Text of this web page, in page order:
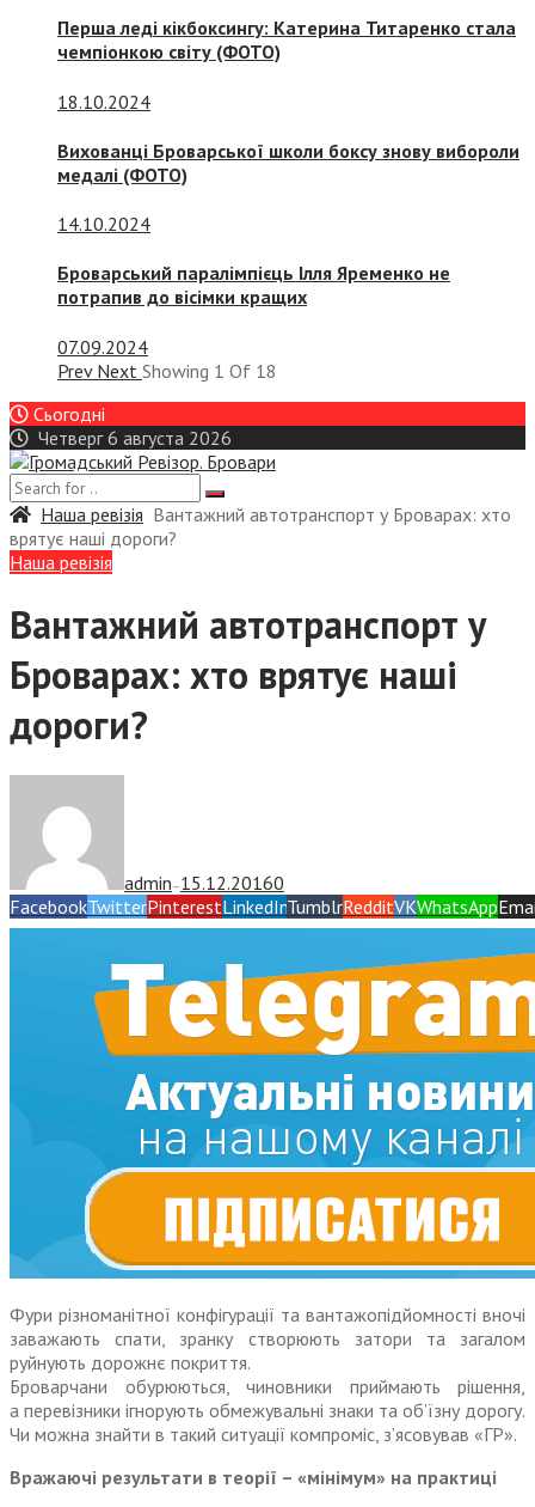
Перша леді кікбоксингу: Катерина Титаренко стала
чемпіонкою світу (ФОТО)
18.10.2024
Вихованці Броварської школи боксу знову вибороли
медалі (ФОТО)
14.10.2024
Броварський паралімпієць Ілля Яременко не
потрапив до вісімки кращих
07.09.2024
Prev Next Showing 1 Of 18
Сьогодні
Четверг 6 августа 2026
Наша ревізія Вантажний автотранспорт у Броварах: хто
врятує наші дороги?
Наша ревізія
Вантажний автотранспорт у
Броварах: хто врятує наші
дороги?
admin — 15.12.20160
FacebookTwitterPinterestLinkedInTumblrRedditVKWhatsApp
Фури різноманітної конфігурації та вантажопідйомності вночі
заважають спати, зранку створюють затори та загалом
руйнують дорожнє покриття.
Броварчани обурюються, чиновники приймають рішення,
а перевізники ігнорують обмежувальні знаки та об’їзну дорогу.
Чи можна знайти в такий ситуації компроміс, з’ясовував «ГР».
Вражаючі результати в теорії – «мінімум» на практиці